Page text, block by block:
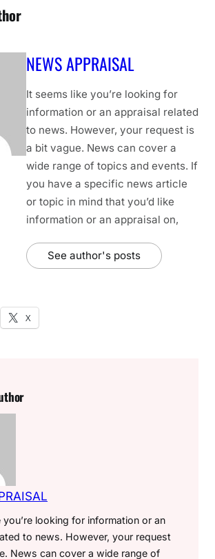
NEWS APPRAISAL
It seems like you’re looking for
information or an appraisal related
to news. However, your request is
a bit vague. News can cover a
wide range of topics and events. If
you have a specific news article
or topic in mind that you’d like
information or an appraisal on,
See author's posts
X
you’re looking for information or an
to news. However, your request
News can cover a wide range of